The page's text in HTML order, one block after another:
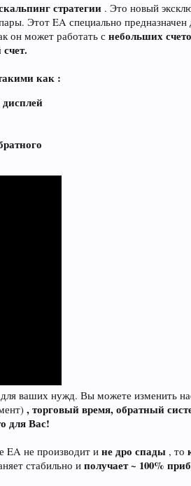
стратегии . Это новый
Этот EA специально
он может работать снебольших
как :
для ваших нужд. Вы можете изменить
, торговый время, обратный
для Вас!
EA не производит ине дро спады , то
стабильно иполучает ~ 100%